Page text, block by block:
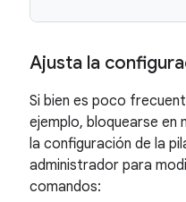
Ajusta la
Si bien es poco
ejemplo, bloquearse
la configuración de la
administrador para
comandos: